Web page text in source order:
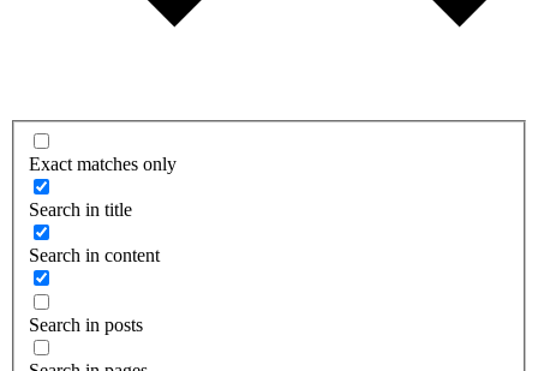
Exact matches only
Search in title
Search in content
Search in posts